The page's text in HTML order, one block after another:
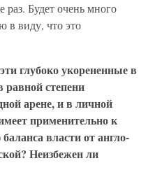
раз. Будет очень много
в виду, что это
глубоко укорененные в
степени
арене, и в личной
применительно к
власти от англо-
Неизбежен ли